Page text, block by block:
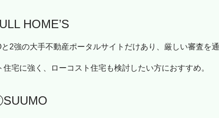
HOME’S
2強の大手不動産ポータルサイトだけあり、厳しい審査を通
宅に強く、ローコスト住宅も検討したい方におすすめ。